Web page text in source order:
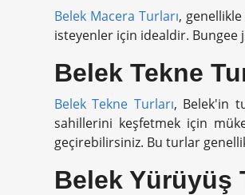
Belek Macera Turları,
isteyenler için idealdir. Bungee
Belek Tekne
Belek Tekne Turları, Belek'in
sahillerini keşfetmek için
geçirebilirsiniz. Bu turlar
Belek Yürüyüş